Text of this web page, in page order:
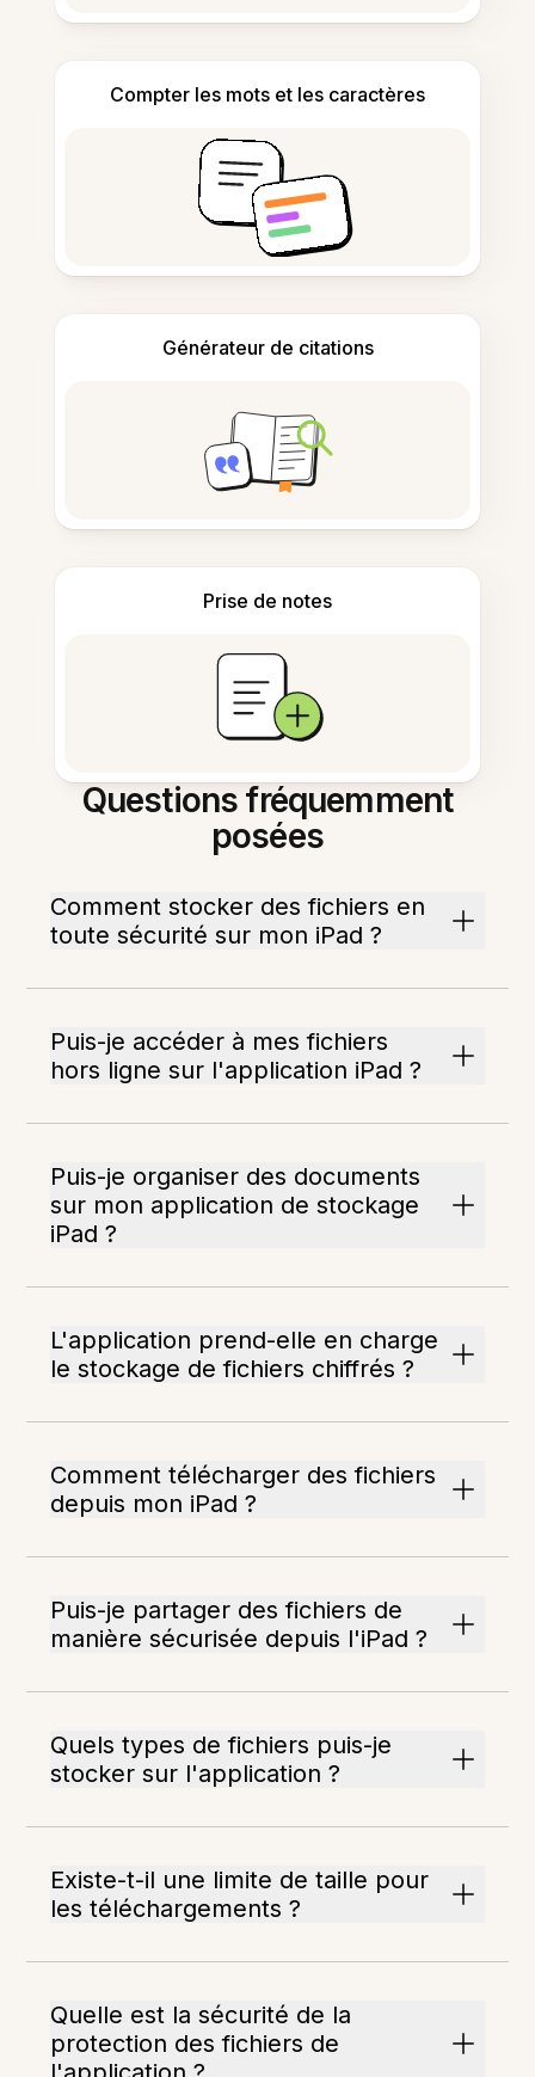
Compter les mots et les caractères
Générateur de citations
Prise de notes
Questions fréquemment
posées
Comment stocker des fichiers en
toute sécurité sur mon iPad ?
Puis-je accéder à mes fichiers
hors ligne sur l'application iPad ?
Puis-je organiser des documents
sur mon application de stockage
iPad ?
L'application prend-elle en charge
le stockage de fichiers chiffrés ?
Comment télécharger des fichiers
depuis mon iPad ?
Puis-je partager des fichiers de
manière sécurisée depuis l'iPad ?
Quels types de fichiers puis-je
stocker sur l'application ?
Existe-t-il une limite de taille pour
les téléchargements ?
Quelle est la sécurité de la
protection des fichiers de